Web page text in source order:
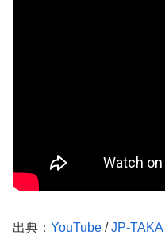
出典： YouTube /JP-TAKA